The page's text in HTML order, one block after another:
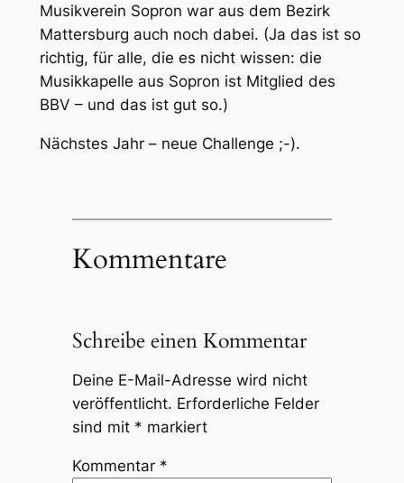
Musikverein Sopron war aus dem Bezirk
Mattersburg auch noch dabei. (Ja das ist so
richtig, für alle, die es nicht wissen: die
Musikkapelle aus Sopron ist Mitglied des
BBV – und das ist gut so.)
Nächstes Jahr – neue Challenge ;-).
Kommentare
Schreibe einen Kommentar
Deine E-Mail-Adresse wird nicht
veröffentlicht. Erforderliche Felder
sind mit * markiert
Kommentar *